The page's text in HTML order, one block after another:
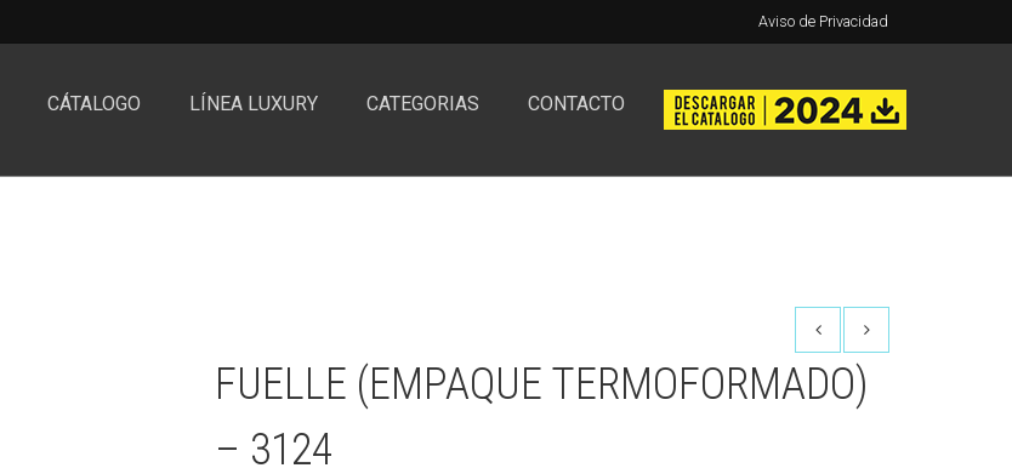
Aviso de Privacidad
CÁTALOGO LÍNEA LUXURY CATEGORIAS CONTACTO
FUELLE (EMPAQUE TERMOFORMADO)
– 3124